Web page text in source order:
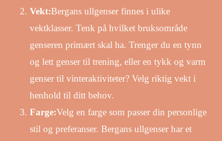
Vekt:Bergans ullgenser finnes i ulike
vektklasser. Tenk på hvilket bruksområde
genseren primært skal ha. Trenger du en tynn
og lett genser til trening, eller en tykk og varm
genser til vinteraktiviteter? Velg riktig vekt i
henhold til ditt behov.
Farge:Velg en farge som passer din personlige
stil og preferanser. Bergans ullgenser har et